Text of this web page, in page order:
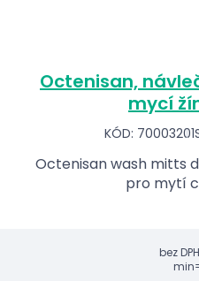
Octenisan,
mycí
KÓD: 70003201
Octenisan wash mitts
pro mytí
bez DPH